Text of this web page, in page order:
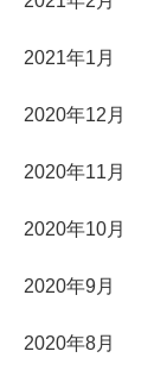
2021年1月
2020年12月
2020年11月
2020年10月
2020年9月
2020年8月